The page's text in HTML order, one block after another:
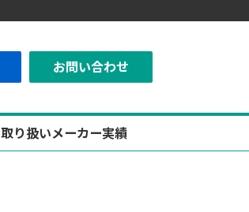
お問い合わせ
取り扱いメーカー実績